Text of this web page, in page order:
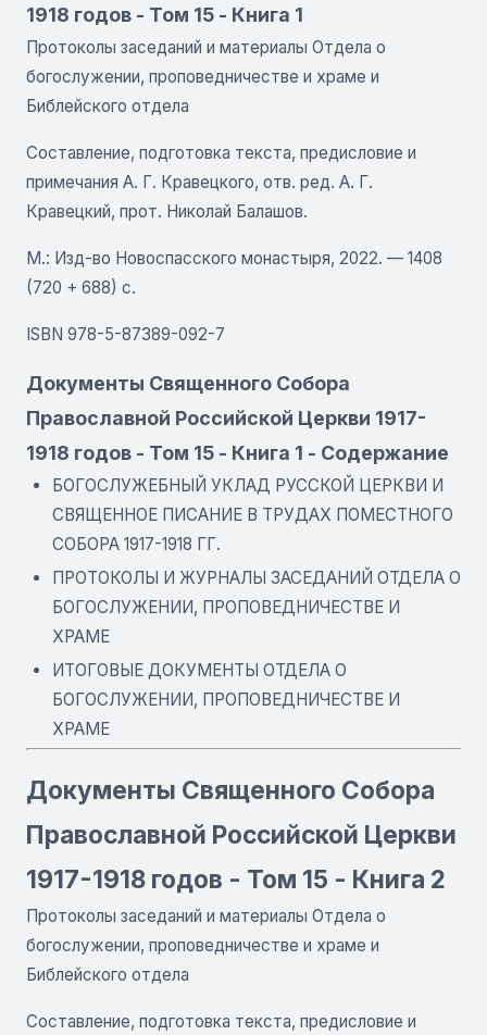
1918 годов - Том 15 - Книга 1
Протоколы заседаний и материалы Отдела о
богослужении, проповедничестве и храме и
Библейского отдела
Составление, подготовка текста, предисловие и
примечания А. Г. Кравецкого, отв. ред. А. Г.
Кравецкий, прот. Николай Балашов.
М.: Изд-во Новоспасского монастыря, 2022. — 1408
(720 + 688) с.
ISBN 978-5-87389-092-7
Документы Священного Собора
Православной Российской Церкви 1917-
1918 годов - Том 15 - Книга 1 - Содержание
БОГОСЛУЖЕБНЫЙ УКЛАД РУССКОЙ ЦЕРКВИ И
СВЯЩЕННОЕ ПИСАНИЕ В ТРУДАХ ПОМЕСТНОГО
СОБОРА 1917-1918 ГГ.
ПРОТОКОЛЫ И ЖУРНАЛЫ ЗАСЕДАНИЙ ОТДЕЛА О
БОГОСЛУЖЕНИИ, ПРОПОВЕДНИЧЕСТВЕ И
ХРАМЕ
ИТОГОВЫЕ ДОКУМЕНТЫ ОТДЕЛА О
БОГОСЛУЖЕНИИ, ПРОПОВЕДНИЧЕСТВЕ И
ХРАМE
Документы Священного Собора
Православной Российской Церкви
1917-1918 годов - Том 15 - Книга 2
Протоколы заседаний и материалы Отдела о
богослужении, проповедничестве и храме и
Библейского отдела
Составление, подготовка текста, предисловие и